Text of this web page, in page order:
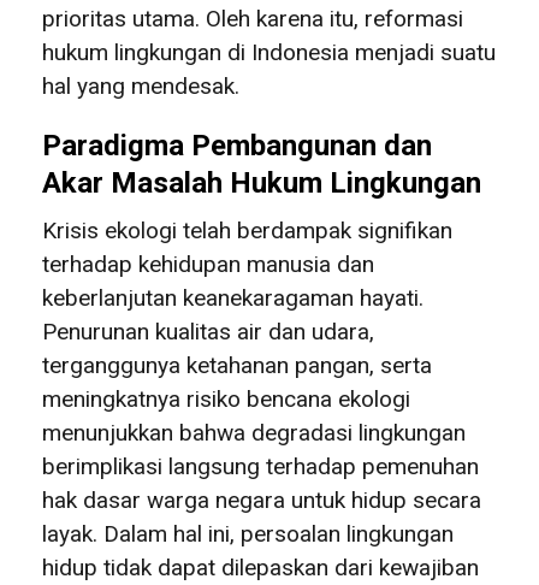
prioritas utama. Oleh karena itu, reformasi
hukum lingkungan di Indonesia menjadi suatu
hal yang mendesak.
Paradigma Pembangunan dan
Akar Masalah Hukum Lingkungan
Krisis ekologi telah berdampak signifikan
terhadap kehidupan manusia dan
keberlanjutan keanekaragaman hayati.
Penurunan kualitas air dan udara,
terganggunya ketahanan pangan, serta
meningkatnya risiko bencana ekologi
menunjukkan bahwa degradasi lingkungan
berimplikasi langsung terhadap pemenuhan
hak dasar warga negara untuk hidup secara
layak. Dalam hal ini, persoalan lingkungan
hidup tidak dapat dilepaskan dari kewajiban